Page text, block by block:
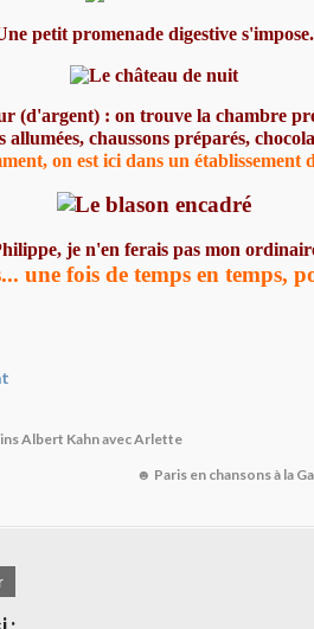
petit promenade digestive s'impose.
(d'argent) : on trouve la chambre
allumées, chaussons préparés,
on est ici dans un établissement
je n'en ferais pas mon
une fois de temps en temps,
Albert Kahn avec Arlette
☻ Paris en chansons à la